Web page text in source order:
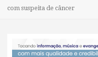
com suspeita de câncer